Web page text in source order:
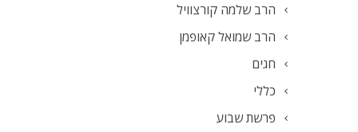
הרב שלמה קורצוויל
הרב שמואל קאופמן
חגים
כללי
פרשת שבוע